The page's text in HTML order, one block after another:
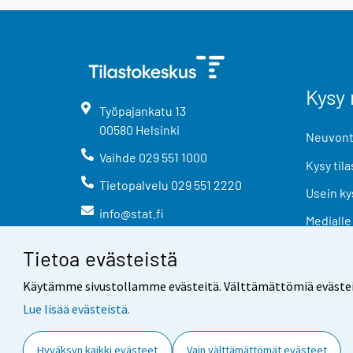
Tietoa evästeistä
Käytämme sivustollamme evästeitä. Välttämättömiä
Lue lisää evästeistä.
Hyväksyn kaikki evästeet Vain välttämättömät evästeet
Työpajankatu 13
00580 Helsinki
Vaihde 029 551 1000
Tietopalvelu 029 551 2220
info@stat.fi
Kysy
Usein
Medialle
Yhteystiedot Palaute